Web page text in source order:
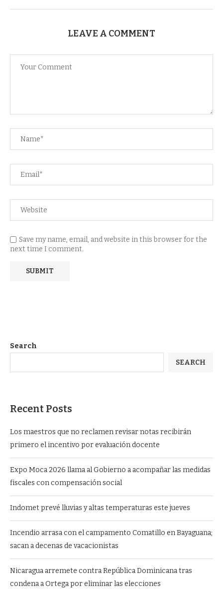
LEAVE A COMMENT
Save my name, email, and website in this browser for the
next time I comment.
Search
SEARCH
Recent Posts
Los maestros que no reclamen revisar notas recibirán
primero el incentivo por evaluación docente
Expo Moca 2026 llama al Gobierno a acompañar las medidas
fiscales con compensación social
Indomet prevé lluvias y altas temperaturas este jueves
Incendio arrasa con el campamento Comatillo en Bayaguana;
sacan a decenas de vacacionistas
Nicaragua arremete contra República Dominicana tras
condena a Ortega por eliminar las elecciones